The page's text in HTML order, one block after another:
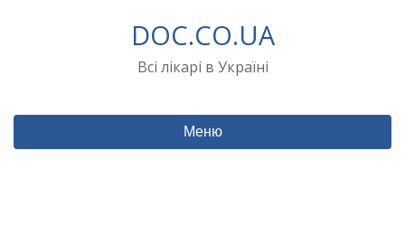
DOC.CO.UA
Всі лікарі в Україні
Меню